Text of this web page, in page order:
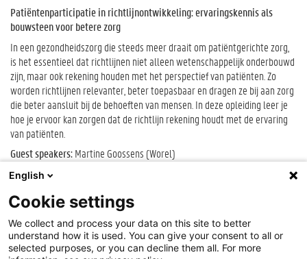
Patiëntenparticipatie in richtlijnontwikkeling: ervaringskennis als
bouwsteen voor betere zorg
In een gezondheidszorg die steeds meer draait om patiëntgerichte zorg,
is het essentieel dat richtlijnen niet alleen wetenschappelijk onderbouwd
zijn, maar ook rekening houden met het perspectief van patiënten. Zo
worden richtlijnen relevanter, beter toepasbaar en dragen ze bij aan zorg
die beter aansluit bij de behoeften van mensen. In deze opleiding leer je
hoe je ervoor kan zorgen dat de richtlijn rekening houdt met de ervaring
van patiënten.
Guest speakers:Martine Goossens (Worel)
Language:Nederlands
Over deze site
Disclaimer
English
Cookie settings
We collect and process your data on this site to better
understand how it is used. You can give your consent to all or
selected purposes, or you can decline them all. For more